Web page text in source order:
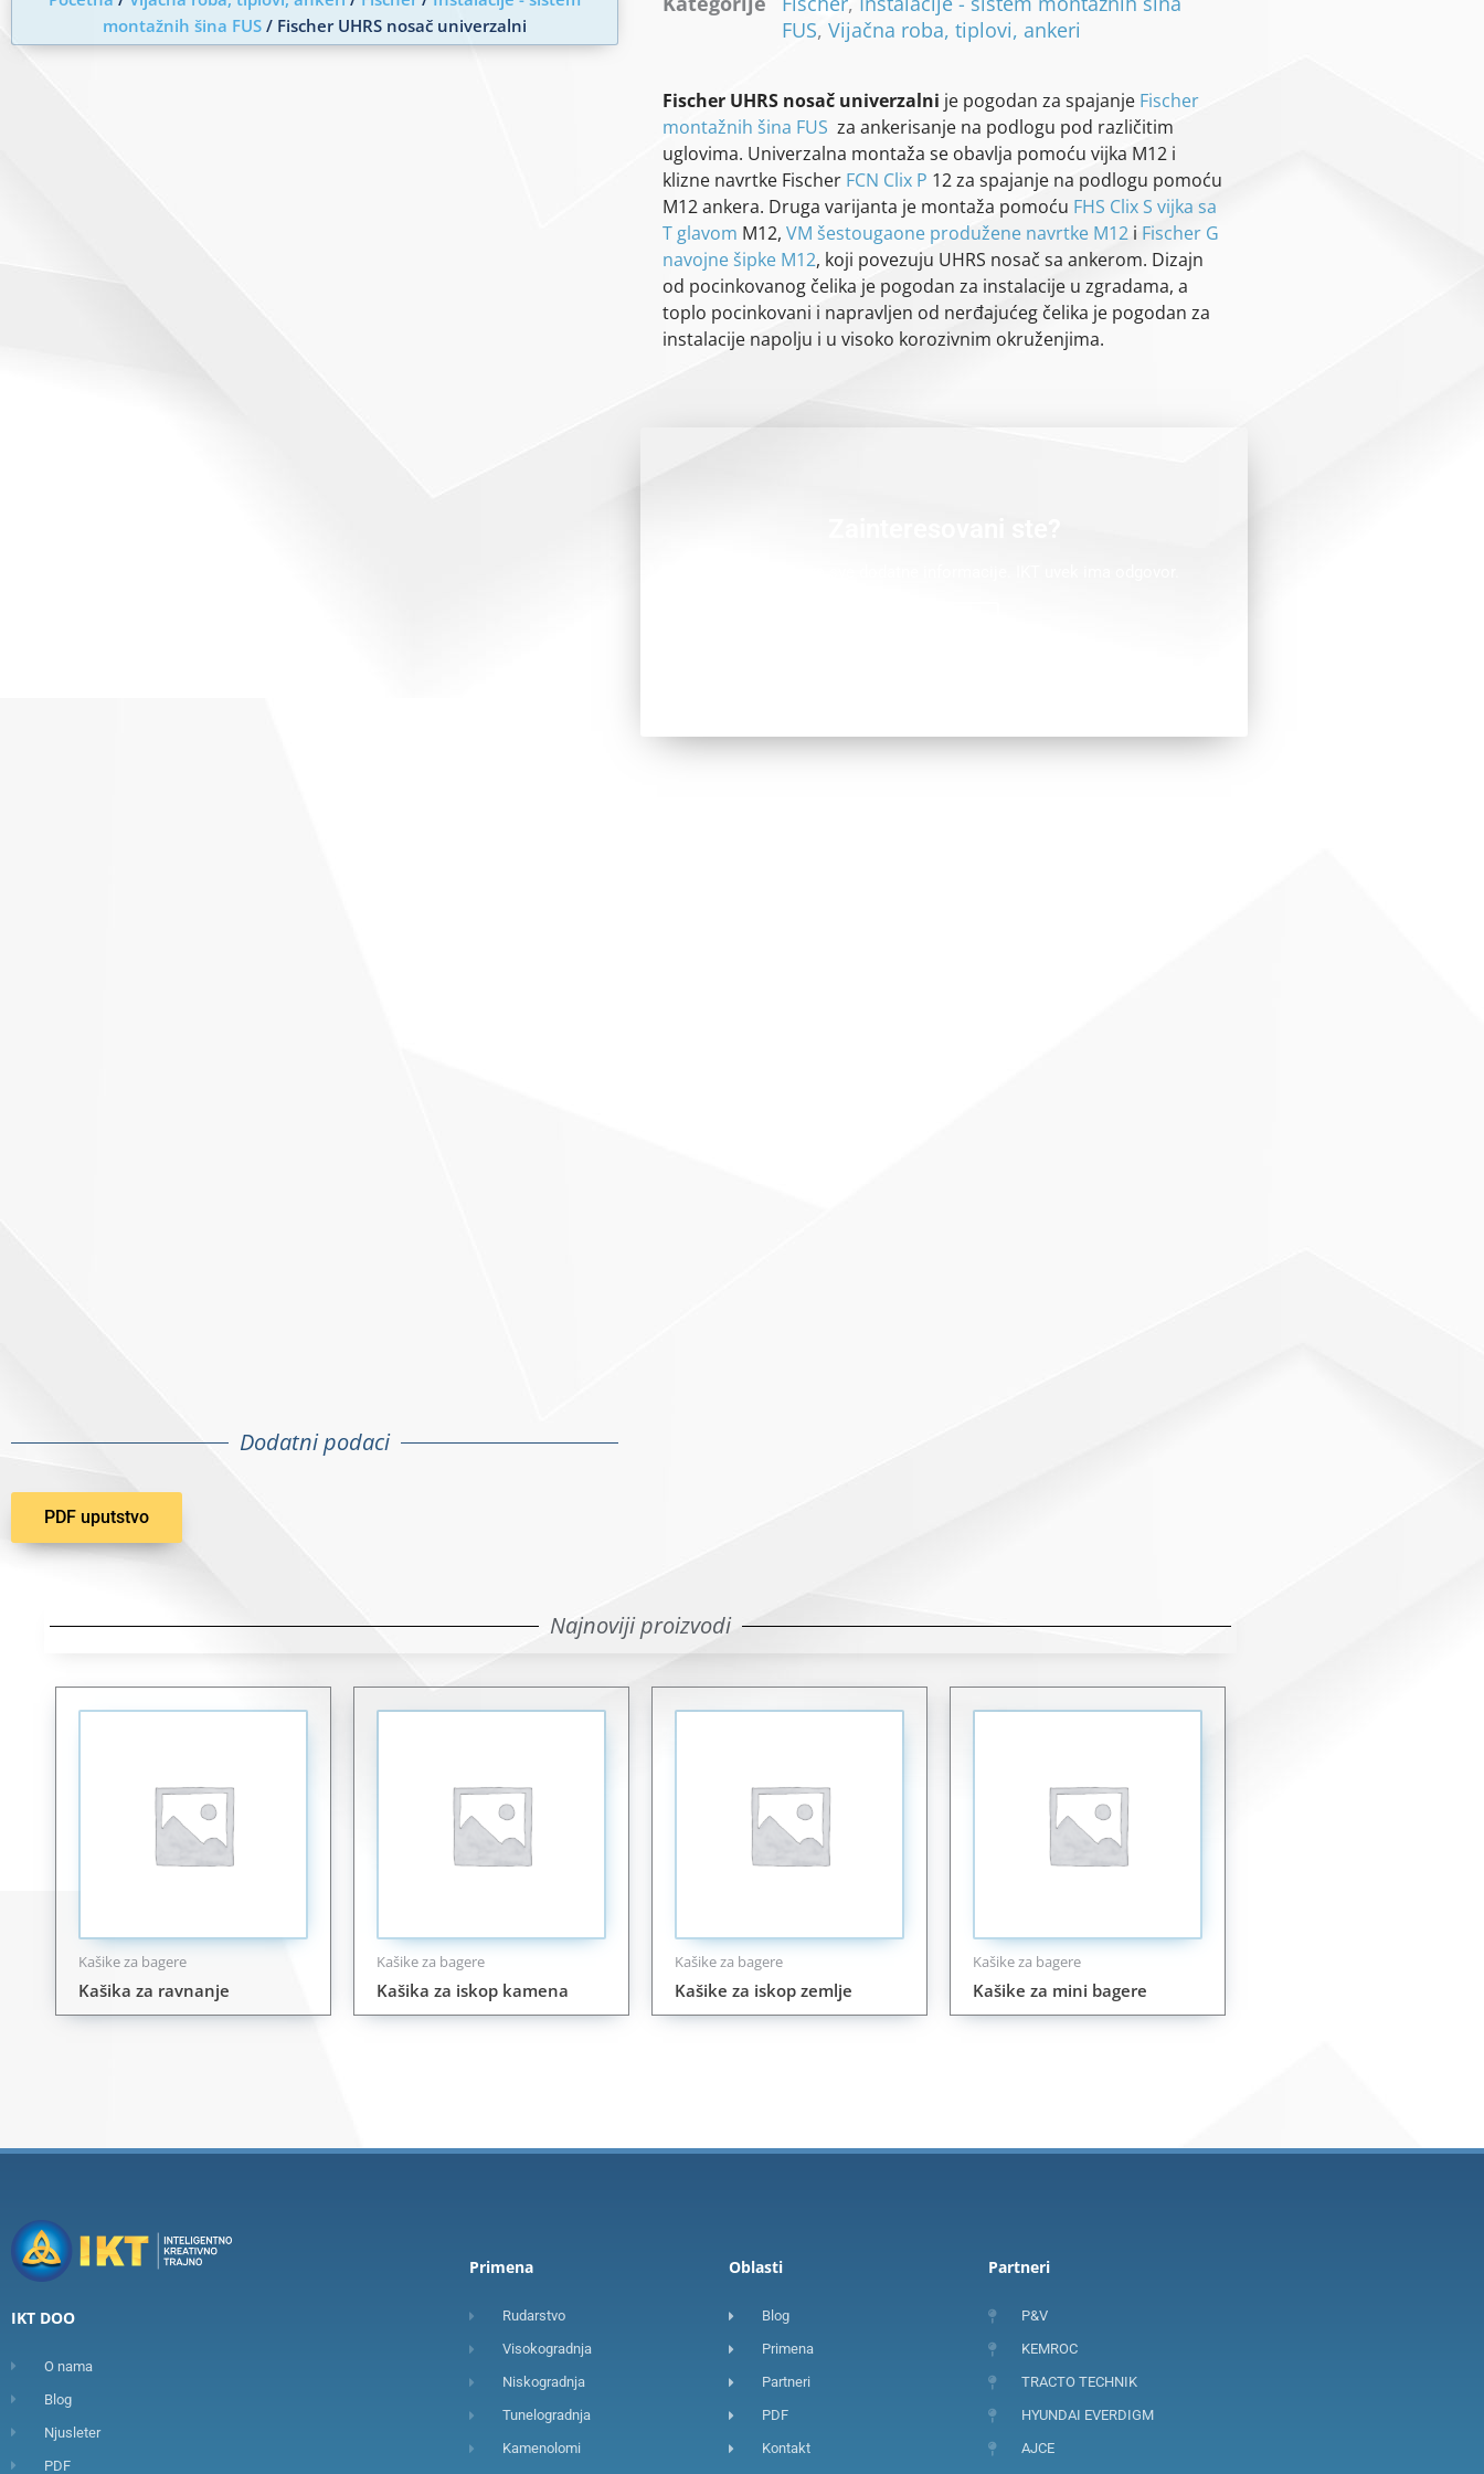
montažnih šina FUS / Fischer UHRS nosač univerzalni
Dodatni podaci
PDF uputstvo
FUS, Vijačna roba, tiplovi, ankeri
Fischer UHRS nosač univerzalni je pogodan za spajanje Fischer
montažnih šina FUS za ankerisanje na podlogu pod različitim
uglovima. Univerzalna montaža se obavlja pomoću vijka M12 i
klizne navrtke Fischer FCN Clix P 12 za spajanje na podlogu pomoću
M12 ankera. Druga varijanta je montaža pomoću FHS Clix S vijka sa
T glavom M12, VM šestougaone produžene navrtke M12 i Fischer G
navojne šipke M12, koji povezuju UHRS nosač sa ankerom. Dizajn
od pocinkovanog čelika je pogodan za instalacije u zgradama, a
toplo pocinkovani i napravljen od nerđajućeg čelika je pogodan za
instalacije napolju i u visoko korozivnim okruženjima.
Najnoviji proizvodi
Kašike za bagere
Kašika za ravnanje
Kašike za bagere
Kašika za iskop kamena
Kašike za bagere
Kašike za iskop zemlje
Kašike za bagere
Kašike za mini bagere
IKT DOO
O nama
Blog
Njusleter
PDF
Primena
Rudarstvo
Visokogradnja
Niskogradnja
Tunelogradnja
Kamenolomi
Oblasti
Blog
Primena
Partneri
PDF
Kontakt
Partneri
P&V
KEMROC
TRACTO TECHNIK
HYUNDAI EVERDIGM
AJCE